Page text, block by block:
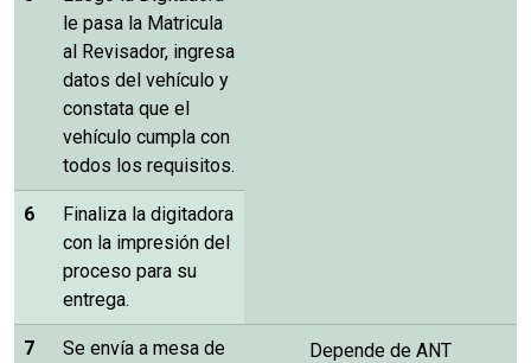
le pasa la Matricula
al Revisador, ingresa
datos del vehículo y
constata que el
vehículo cumpla con
todos los requisitos.
6
Finaliza la digitadora
con la impresión del
proceso para su
entrega.
7
Se envía a mesa de
Depende de ANT